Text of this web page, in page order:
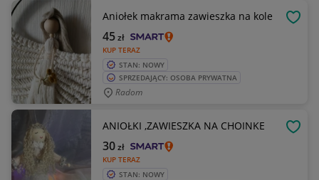
Aniołek makrama zawieszka na kole
KUP TERAZ
45zł
STAN: NOWY
SPRZEDAJĄCY: OSOBA PRYWATNA
Radom
ANIOŁKI ,ZAWIESZKA NA CHOINKE
KUP TERAZ
30zł
STAN: NOWY